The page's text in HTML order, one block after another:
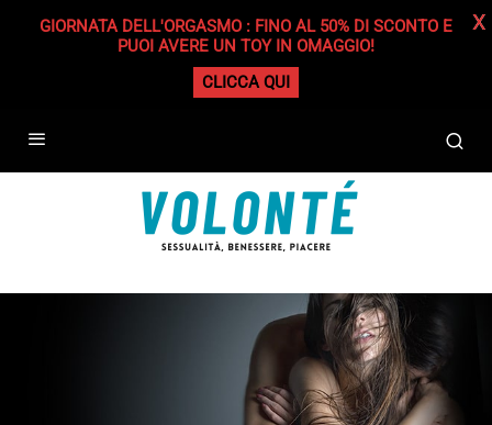
GIORNATA DELL'ORGASMO : FINO AL 50% DI SCONTO E
PUOI AVERE UN TOY IN OMAGGIO!
CLICCA QUI
X